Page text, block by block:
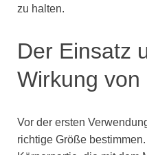
zu halten.
Der Einsatz
Wirkung von
Vor der ersten
richtige Größe